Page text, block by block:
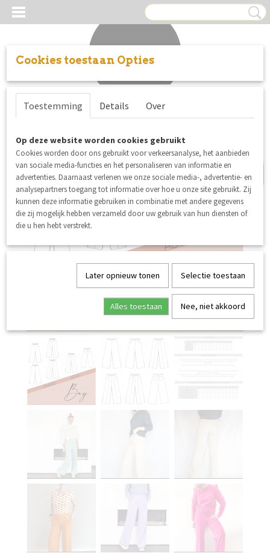
Inloggen Registreren
nieuw
Cookies toestaan Opties
Toestemming Details Over
Op deze website worden cookies gebruikt
Cookies worden door ons gebruikt voor verkeersanalyse, het aanbieden
van sociale media-functies en het personaliseren van informatie en
advertenties. Daarnaast verlenen we onze sociale media-, advertentie- en
analysepartners toegang tot informatie over hoe u onze site gebruikt. Zij
kunnen deze informatie gebruiken in combinatie met andere gegevens
die zij mogelijk hebben verzameld door uw gebruik van hun diensten of
die u hen hebt verstrekt.
Later opnieuw tonen Selectie toestaan
Alles toestaan Nee, niet akkoord